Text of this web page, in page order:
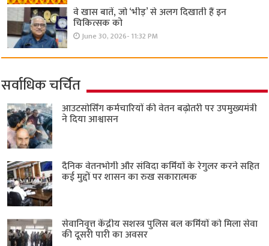
वे खास बातें, जो ‘भीड़’ से अलग दिखाती हैं इन
चिकित्सक को
June 30, 2026- 11:32 PM
सर्वाधिक चर्चित
आउटसोर्सिंग कर्मचारियों की वेतन बढ़ोतरी पर उपमुख्यमंत्री
ने दिया आश्वासन
दैनिक वेतनभोगी और संविदा कर्मियों के रेगुलर करने सहित
कई मुद्दों पर शासन का रुख सकारात्मक
सेवानिवृत्त केंद्रीय सशस्त्र पुलिस बल ​कर्मियों को मिला सेवा
की दूसरी पारी का अवसर